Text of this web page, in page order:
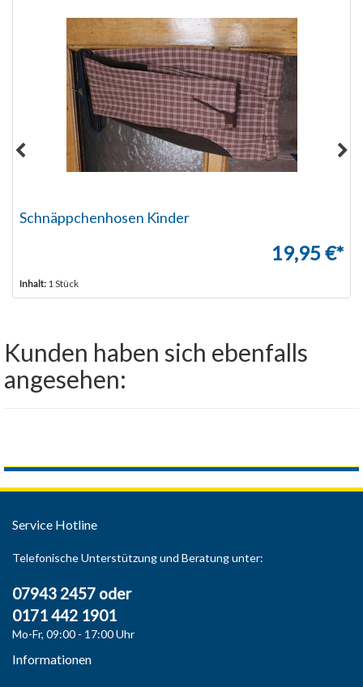
Schnäppchenhosen Kinder
19,95 €*
Inhalt: 1 Stück
Kunden haben sich ebenfalls
angesehen:
Service Hotline
Telefonische Unterstützung und Beratung unter:
07943 2457 oder
0171 442 1901
Mo-Fr, 09:00 - 17:00 Uhr
Informationen